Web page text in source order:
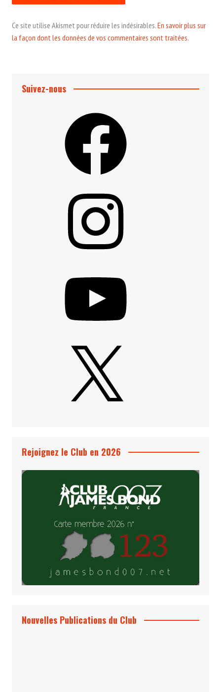
Ce site utilise Akismet pour réduire les indésirables.En savoir plus sur
la façon dont les données de vos commentaires sont traitées.
Suivez-nous
Rejoignez le Club en 2026
Nouvelles Publications du Club